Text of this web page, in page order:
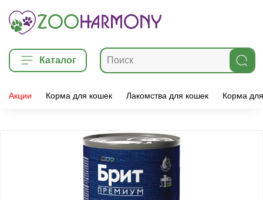
Каталог
Акции Корма для кошек Лакомства для кошек Корма